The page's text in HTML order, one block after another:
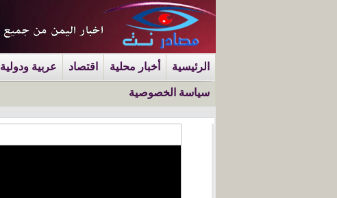
الرئيسية أخبار محلية اقتصاد عربية ودولية
سياسة الخصوصية